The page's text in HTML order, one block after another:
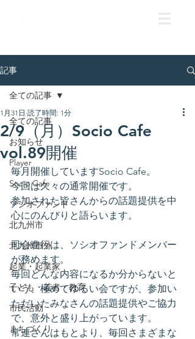
記事
全ての記事
お知らせ
Player
Socio Cafe
ソシオファンド
北九州市
北九州市外
起業・起業家
子ども・若者・教育
市民活動
まちづくり
全ての記事
2/9（月）Socio Cafe
vol.89開催
1月31日 読了時間: 1分
毎月開催していますSocio Cafe。
今回は久々の通常開催です。
参加された皆さんからの話題提供を中
心にのんびりと語らいます。
司会進行は、ソシオファンドメンバー
が務めます。
毎回どんな内容になるか分からないと
いう、極めてゆるい会ですが、参加い
ただいたみなさんの話題提供やご協力
で、意外と盛り上がっています。
常連さんはもとより、毎回さまざまな